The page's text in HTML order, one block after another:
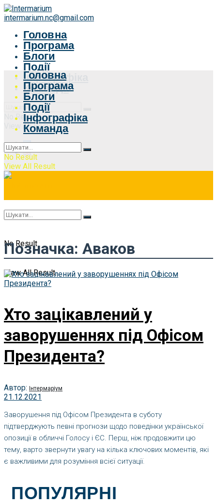
intermarium.nc@gmail.com
Головна
Програма
Блоги
Події
Інфографіка
Команда
No Result
View All Result
Головна
Програма
Блоги
Події
Інфографіка
Команда
No Result
View All Result
No Result
View All Result
Позначка: Аваков
Хто зацікавлений у
заворушеннях під Офісом
Президента?
Автор: Інтермаріум
21.12.2021
Заворушення під Офісом Президента в суботу
підтверджують певні прогнози щодо поведінки української
опозиції в обличчі Голосу і ЄС. Перш, ніж продовжити цю
тему, варто звернути увагу на кілька ключових моментів, які
є важливими для розуміння всієї ситуації.
ПОПУЛЯРНІ